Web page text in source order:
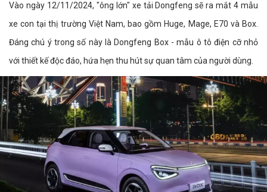
Vào ngày 12/11/2024, "ông lớn" xe tải Dongfeng sẽ ra mắt 4 mẫu
xe con tại thị trường Việt Nam, bao gồm Huge, Mage, E70 và Box.
Đáng chú ý trong số này là Dongfeng Box - mẫu ô tô điện cỡ nhỏ
với thiết kế độc đáo, hứa hẹn thu hút sự quan tâm của người dùng.